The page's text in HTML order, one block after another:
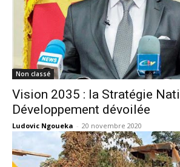
Non classé
Vision 2035 : la Stratégie
Développement dévoilée
Ludovic Ngoueka - 20 novembre 2020